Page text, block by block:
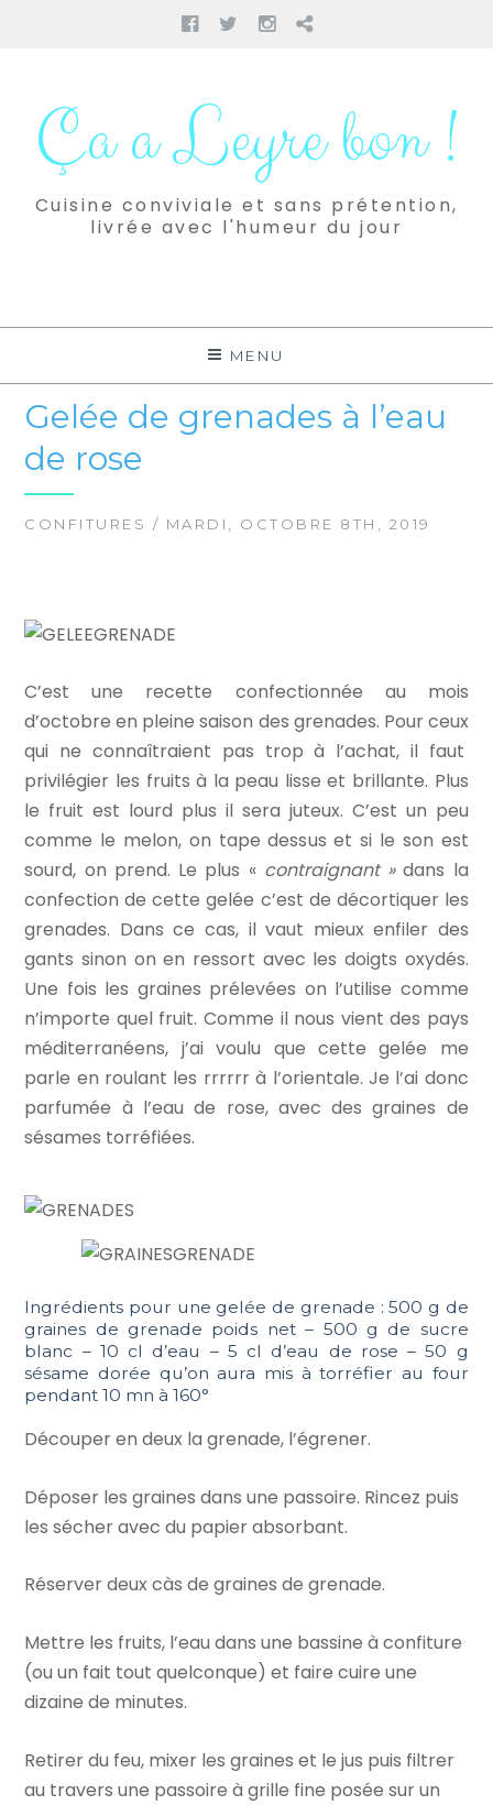
Facebook
TwitterInstagram
Pinterest
contenuÇa a Leyre bon !
Cuisine conviviale et sans prétention,
livrée avec l'humeur du jour
MENU
Gelée de grenades à l’eau
de rose
CONFITURES / MARDI, OCTOBRE 8TH, 2019
C’est une recette confectionnée au mois
d’octobre en pleine saison des grenades. Pour ceux
qui ne connaîtraient pas trop à l’achat, il faut
privilégier les fruits à la peau lisse et brillante. Plus
le fruit est lourd plus il sera juteux. C’est un peu
comme le melon, on tape dessus et si le son est
sourd, on prend. Le plus « contraignant »dans la
confection de cette gelée c’est de décortiquer les
grenades. Dans ce cas, il vaut mieux enfiler des
gants sinon on en ressort avec les doigts oxydés.
Une fois les graines prélevées on l’utilise comme
n’importe quel fruit. Comme il nous vient des pays
méditerranéens, j’ai voulu que cette gelée me
parle en roulant les rrrrrr à l’orientale. Je l’ai donc
parfumée à l’eau de rose, avec des graines de
sésames torréfiées.
Ingrédients pour une gelée de grenade : 500 g de
graines de grenade poids net – 500 g de sucre
blanc – 10 cl d’eau – 5 cl d’eau de rose – 50 g
sésame dorée qu’on aura mis à torréfier au four
pendant 10 mn à 160°
Découper en deux la grenade, l’égrener.
Déposer les graines dans une passoire. Rincez puis
les sécher avec du papier absorbant.
Réserver deux càs de graines de grenade.
Mettre les fruits, l’eau dans une bassine à confiture
(ou un fait tout quelconque) et faire cuire une
dizaine de minutes.
Retirer du feu, mixer les graines et le jus puis filtrer
au travers une passoire à grille fine posée sur un